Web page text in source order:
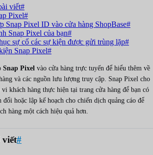
viết#
Pixel#
Snap Pixel ID vào cửa hàng ShopBase#
Snap Pixel của bạn#
sự cố các sự kiện được gửi trùng lặp#
Snap Pixel#
Snap Pixel vào cửa hàng trực tuyến để hiểu thêm về
và các nguồn lưu lượng truy cập. Snap Pixel cho
vi khách hàng thực hiện tại trang cửa hàng để bạn có
đổi hoặc lập kế hoạch cho chiến dịch quảng cáo để
hàng một cách hiệu quả hơn.
viết#